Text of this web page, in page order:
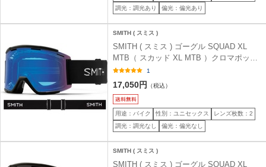
調光：調光あり
偏光：偏光あり
SMITH ( スミス )
SMITH ( スミス ) ゴーグル SQUAD XL
MTB（ スカッド XL MTB ）クロマポップ/
クリアーレンズ ブラック2
1
17,050円 （税込）
用途：バイク 性別：ユニセックス
レンズ枚数：2
調光：調光なし
偏光：偏光なし
SMITH ( スミス )
SMITH ( スミス ) ゴーグル SQUAD XL